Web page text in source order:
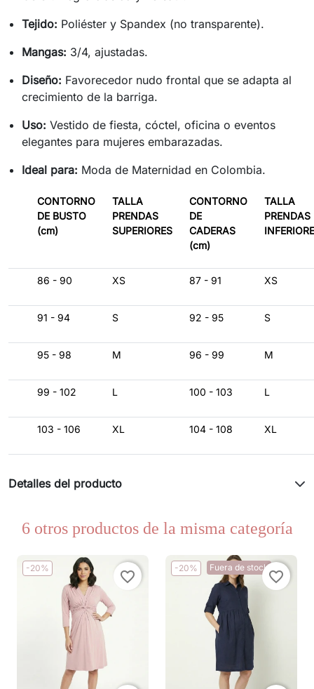
Tejido: Poliéster y Spandex (no transparente).
Mangas: 3/4, ajustadas.
Diseño: Favorecedor nudo frontal que se adapta al
crecimiento de la barriga.
Uso: Vestido de fiesta, cóctel, oficina o eventos
elegantes para mujeres embarazadas.
Ideal para: Moda de Maternidad en Colombia.
CONTORNO
DE BUSTO
(cm)
TALLA
PRENDAS
SUPERIORES
CONTORNO
DE
CADERAS
(cm)
TALLA
PRENDAS
86 - 90 XS 87 - 91 XS
91 - 94 S 92 - 95 S
95 - 98 M 96 - 99 M
99 - 102 L 100 - 103 L
103 - 106 XL 104 - 108 XL
Detalles del producto
6 otros productos de la misma categoría
-20%
favorite_border
-20% Fuera de stock
favorite_border